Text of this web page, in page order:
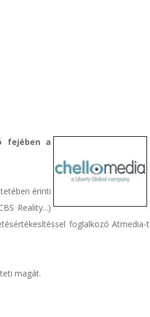
fejében a
érinti
Reality...)
foglalkozó Atmedia-t
magát.